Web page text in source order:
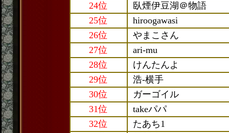
24位
臥煙伊豆湖＠物語
25位
hiroogawasi
26位
やまこさん
27位
ari-mu
28位
けんたんよ
29位
浩-横手
30位
ガーゴイル
31位
takeパパ
32位
たあち1